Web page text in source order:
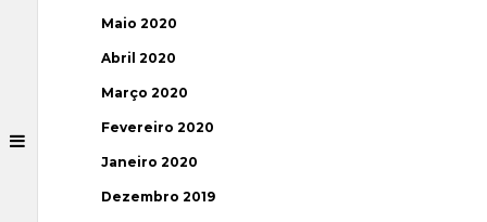
Maio 2020
Abril 2020
Março 2020
Fevereiro 2020
Janeiro 2020
Dezembro 2019